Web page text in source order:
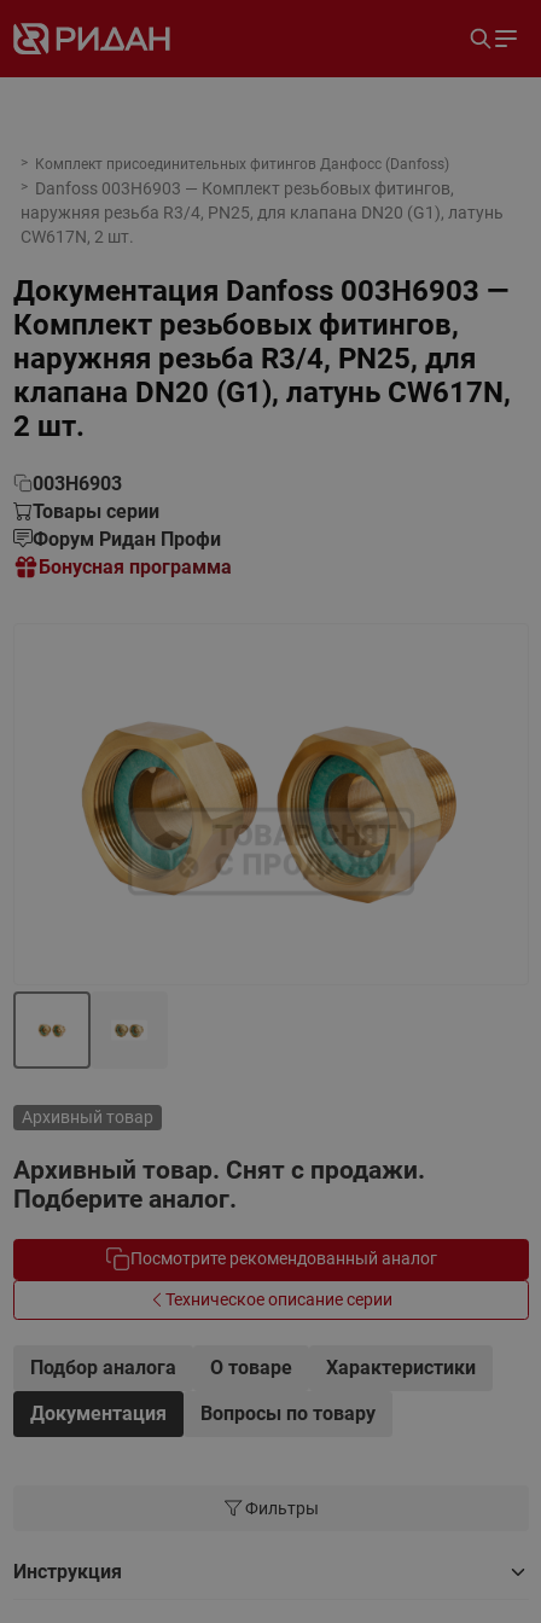
Комплект присоединительных фитингов Данфосс (Danfoss)
Danfoss 003H6903 — Комплект резьбовых фитингов,
наружняя резьба R3/4, PN25, для клапана DN20 (G1), латунь
CW617N, 2 шт.
Документация Danfoss 003H6903 —
Комплект резьбовых фитингов,
наружняя резьба R3/4, PN25, для
клапана DN20 (G1), латунь CW617N,
2 шт.
003H6903
Товары серии
Форум Ридан Профи
Бонусная программа
Архивный товар
Архивный товар. Снят с продажи.
Подберите аналог.
Посмотрите рекомендованный аналог
Техническое описание серии
Назад
Подбор аналога О товаре
Характеристики
Документация
Вопросы по товару
Фильтры
Инструкция